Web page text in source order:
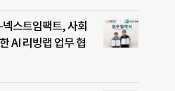
스트임팩트, 사회
AI 리빙랩 업무 협